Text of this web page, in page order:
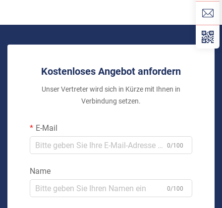
Kostenloses Angebot anfordern
Unser Vertreter wird sich in Kürze mit Ihnen in
Verbindung setzen.
E-Mail
0/100
Name
0/100